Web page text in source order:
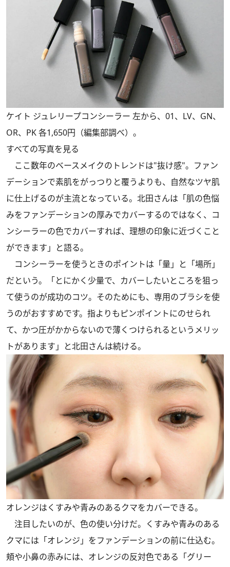
ケイト ジュレリープコンシーラー 左から、01、LV、GN、
OR、PK 各1,650円（編集部調べ）。
すべての写真を見る
ここ数年のベースメイクのトレンドは"抜け感"。ファン
デーションで素肌をがっつりと覆うよりも、自然なツヤ肌
に仕上げるのが主流となっている。北田さんは「肌の色悩
みをファンデーションの厚みでカバーするのではなく、コ
ンシーラーの色でカバーすれば、理想の印象に近づくこと
ができます」と語る。
コンシーラーを使うときのポイントは「量」と「場所」
だという。「とにかく少量で、カバーしたいところを狙っ
て使うのが成功のコツ。そのためにも、専用のブラシを使
うのがおすすめです。指よりもピンポイントにのせられ
て、かつ圧がかからないので薄くつけられるというメリッ
トがあります」と北田さんは続ける。
オレンジはくすみや青みのあるクマをカバーできる。
注目したいのが、色の使い分けだ。くすみや青みのある
クマには「オレンジ」をファンデーションの前に仕込む。
頬や小鼻の赤みには、オレンジの反対色である「グリー